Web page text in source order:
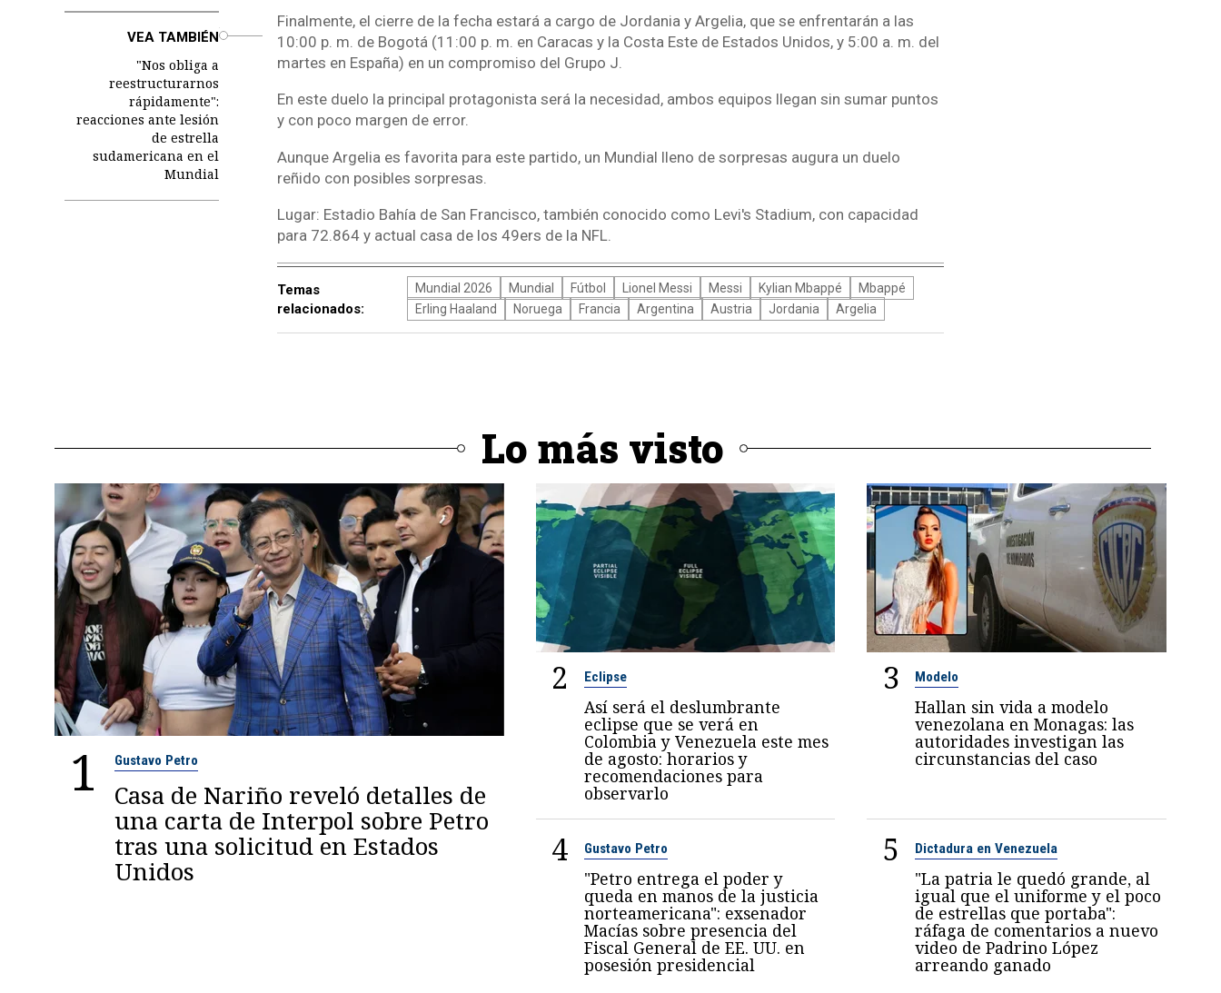
VEA TAMBIÉN
"Nos obliga a
reestructurarnos
rápidamente":
reacciones ante lesión
de estrella
sudamericana en el
Mundial
Finalmente, el cierre de la fecha estará a cargo de Jordania y Argelia, que se enfrentarán a las
10:00 p. m. de Bogotá (11:00 p. m. en Caracas y la Costa Este de Estados Unidos, y 5:00 a. m. del
martes en España) en un compromiso del Grupo J.
En este duelo la principal protagonista será la necesidad, ambos equipos llegan sin sumar puntos
y con poco margen de error.
Aunque Argelia es favorita para este partido, un Mundial lleno de sorpresas augura un duelo
reñido con posibles sorpresas.
Lugar: Estadio Bahía de San Francisco, también conocido como Levi's Stadium, con capacidad
para 72.864 y actual casa de los 49ers de la NFL.
Temas
relacionados:
Mundial 2026 Mundial Fútbol Lionel Messi Messi Kylian Mbappé
Mbappé
Erling Haaland
Noruega Francia Argentina Austria Jordania Argelia
Lo más visto
1 Gustavo Petro
Casa de Nariño reveló detalles de
una carta de Interpol sobre Petro
tras una solicitud en Estados
Unidos
2 Eclipse
Así será el deslumbrante
eclipse que se verá en
Colombia y Venezuela este mes
de agosto: horarios y
recomendaciones para
observarlo
3 Modelo
Hallan sin vida a modelo
venezolana en Monagas: las
autoridades investigan las
circunstancias del caso
4 Gustavo Petro
"Petro entrega el poder y
queda en manos de la justicia
norteamericana": exsenador
Macías sobre presencia del
Fiscal General de EE. UU. en
posesión presidencial
5 Dictadura en Venezuela
"La patria le quedó grande, al
igual que el uniforme y el poco
de estrellas que portaba":
ráfaga de comentarios a nuevo
video de Padrino López
arreando ganado